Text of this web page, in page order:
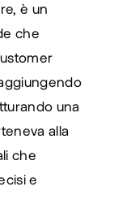
è un
che
una
alla
che
e